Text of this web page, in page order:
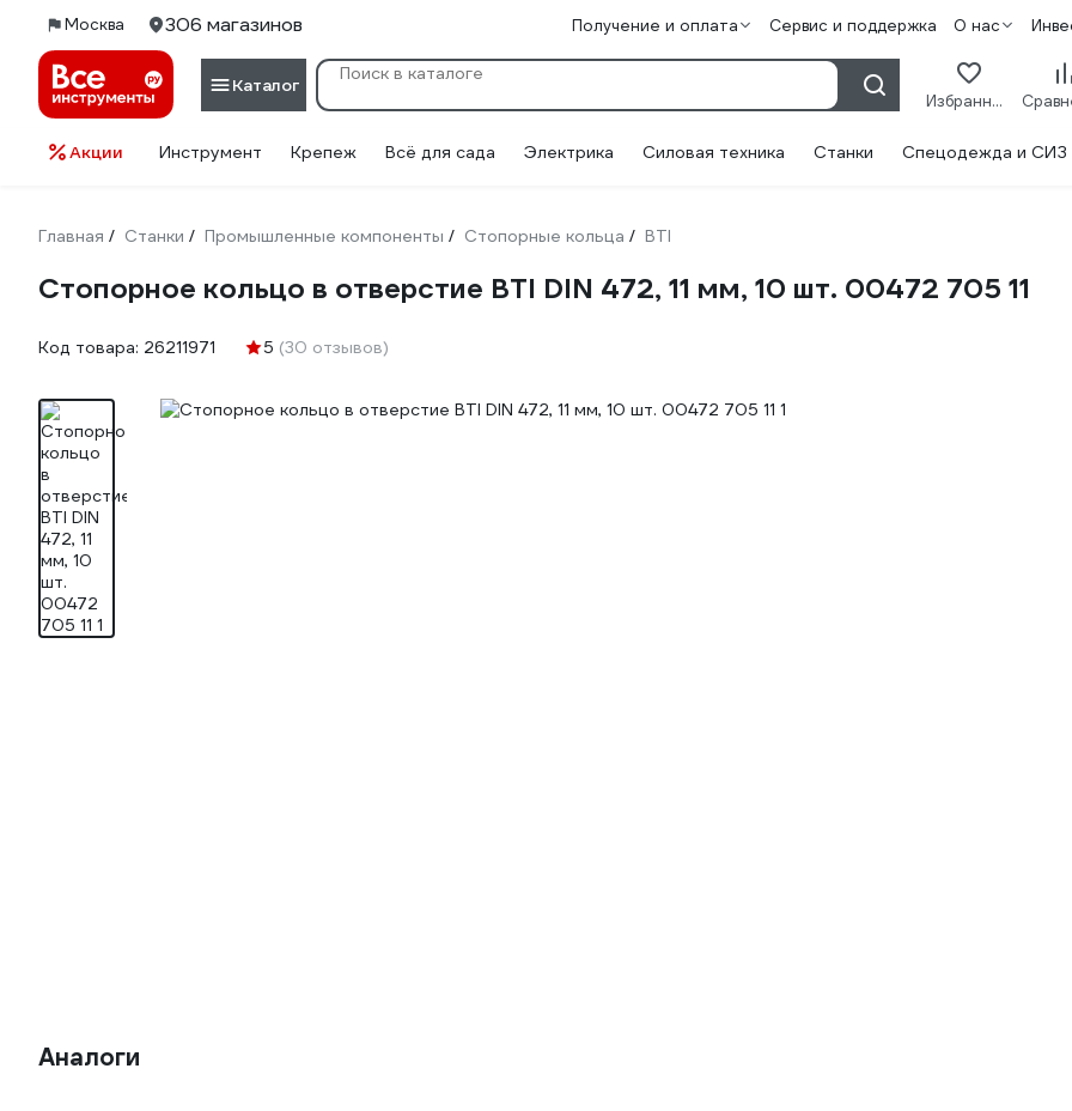
Москва 306 магазинов Получение и оплата Сервис и поддержка О нас
Каталог
Избранное
Акции Инструмент Крепеж Всё для сада Электрика Силовая техника Станки Спецодежда и СИЗ
Главная / Станки / Промышленные компоненты / Стопорные кольца / BTI
Стопорное кольцо в отверстие BTI DIN 472, 11 мм, 10 шт. 00472 705 11
Код товара: 26211971 5 (30 отзывов)
Аналоги